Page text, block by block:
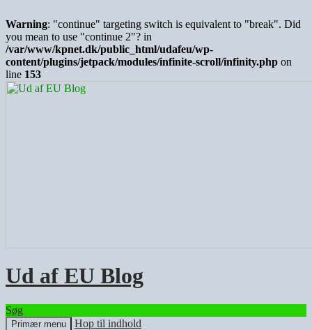
Warning: "continue" targeting switch is equivalent to "break". Did
you mean to use "continue 2"? in
/var/www/kpnet.dk/public_html/udafeu/wp-
content/plugins/jetpack/modules/infinite-scroll/infinity.php on
line 153
Ud af EU Blog
Søg
Primær menu Hop til indhold